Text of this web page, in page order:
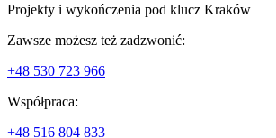
Projekty i wykończenia pod klucz Kraków
Zawsze możesz też zadzwonić:
+48 530 723 966
Współpraca:
+48 516 804 833